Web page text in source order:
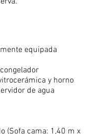
equipada
y horno
de agua
(Sofa cama: 1,40 m x